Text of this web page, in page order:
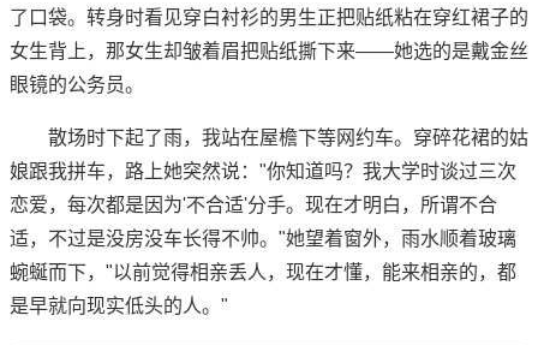
了口袋。转身时看见穿白衬衫的男生正把贴纸粘在穿红裙子的
女生背上，那女生却皱着眉把贴纸撕下来——她选的是戴金丝
眼镜的公务员。
散场时下起了雨，我站在屋檐下等网约车。穿碎花裙的姑
娘跟我拼车，路上她突然说："你知道吗？我大学时谈过三次
恋爱，每次都是因为'不合适'分手。现在才明白，所谓不合
适，不过是没房没车长得不帅。"她望着窗外，雨水顺着玻璃
蜿蜒而下，"以前觉得相亲丢人，现在才懂，能来相亲的，都
是早就向现实低头的人。"